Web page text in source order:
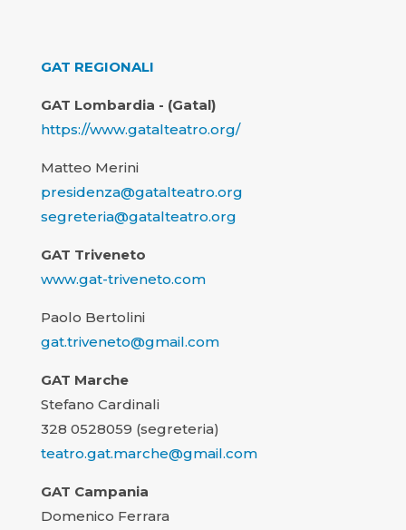
GAT REGIONALI
GAT Lombardia - (Gatal)
https://www.gatalteatro.org/
Matteo Merini
presidenza@gatalteatro.org
segreteria@gatalteatro.org
GAT Triveneto
www.gat-triveneto.com
Paolo Bertolini
gat.triveneto@gmail.com
GAT Marche
Stefano Cardinali
328 0528059 (segreteria)
teatro.gat.marche@gmail.com
GAT Campania
Domenico Ferrara